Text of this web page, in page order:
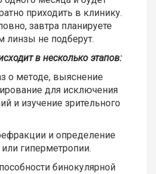
приходить в клинику.
завтра планируете
линзы не подберут.
в несколько этапов:
о методе, выяснение
для исключения
и изучение зрительного
и определение
гиперметропии.
бинокулярной